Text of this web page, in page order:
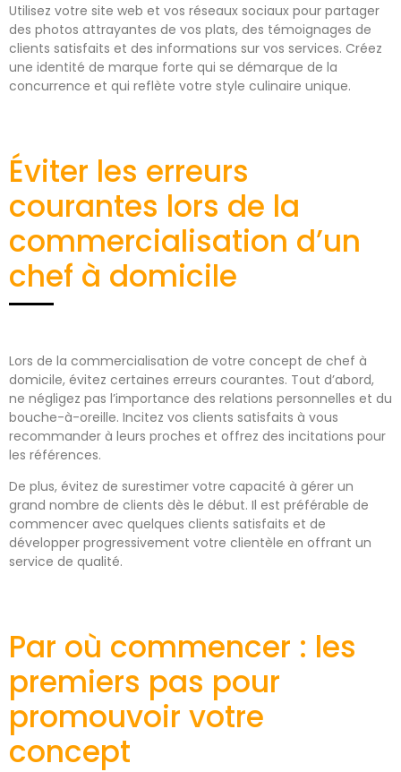
Utilisez votre site web et vos réseaux sociaux pour partager
des photos attrayantes de vos plats, des témoignages de
clients satisfaits et des informations sur vos services. Créez
une identité de marque forte qui se démarque de la
concurrence et qui reflète votre style culinaire unique.
Éviter les erreurs
courantes lors de la
commercialisation d’un
chef à domicile
Lors de la commercialisation de votre concept de chef à
domicile, évitez certaines erreurs courantes. Tout d’abord,
ne négligez pas l’importance des relations personnelles et du
bouche-à-oreille. Incitez vos clients satisfaits à vous
recommander à leurs proches et offrez des incitations pour
les références.
De plus, évitez de surestimer votre capacité à gérer un
grand nombre de clients dès le début. Il est préférable de
commencer avec quelques clients satisfaits et de
développer progressivement votre clientèle en offrant un
service de qualité.
Par où commencer : les
premiers pas pour
promouvoir votre
concept